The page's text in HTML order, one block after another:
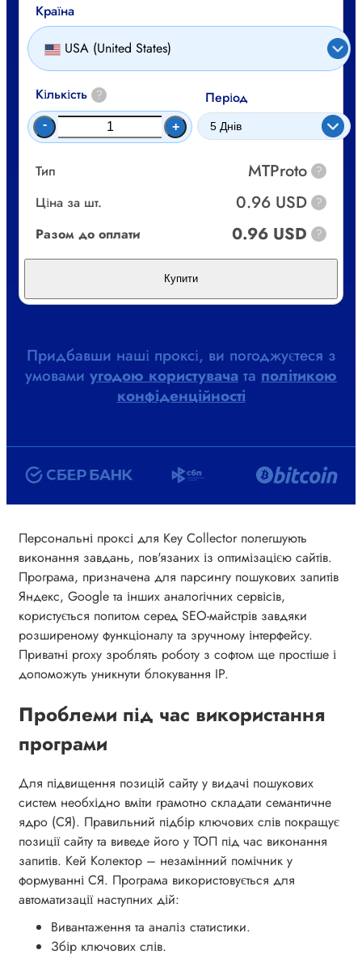
Країна
USA (United States)
Кількість ?
- +
Період
Тип MTProto ?
Ціна за шт. 0.96 USD ?
Разом до оплати 0.96 USD ?
Купити
Придбавши наші проксі, ви погоджуєтеся з
умовами угодою користувача та політикою
конфіденційності
Персональні проксі для Key Collector полегшують
виконання завдань, пов'язаних із оптимізацією сайтів.
Програма, призначена для парсингу пошукових запитів
Яндекс, Google та інших аналогічних сервісів,
користується попитом серед SEO-майстрів завдяки
розширеному функціоналу та зручному інтерфейсу.
Приватні proxy зроблять роботу з софтом ще простіше і
допоможуть уникнути блокування IP.
Проблеми під час використання
програми
Для підвищення позицій сайту у видачі пошукових
систем необхідно вміти грамотно складати семантичне
ядро (СЯ). Правильний підбір ключових слів покращує
позиції сайту та виведе його у ТОП під час виконання
запитів. Кей Колектор – незамінний помічник у
формуванні СЯ. Програма використовується для
автоматизації наступних дій:
Вивантаження та аналіз статистики.
Збір ключових слів.